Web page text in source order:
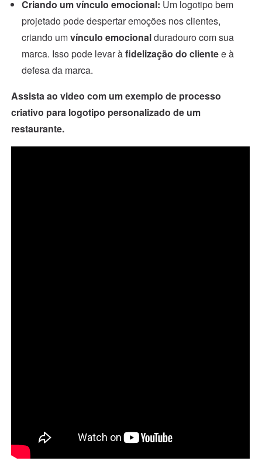
Criando um vínculo emocional: Um logotipo bem
projetado pode despertar emoções nos clientes,
criando umvínculo emocionalduradouro com sua
marca. Isso pode levar àfidelização do clientee à
defesa da marca.
Assista ao video com um exemplo de processo
criativo para logotipo personalizado de um
restaurante.